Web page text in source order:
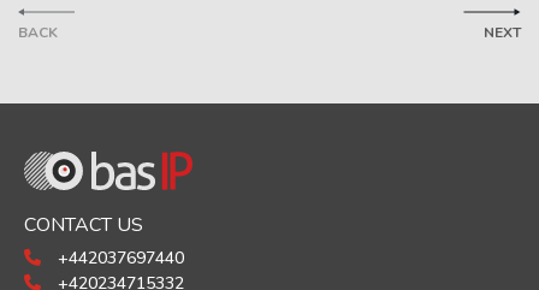
BACK NEXT
CONTACT US
+442037697440
+420234715332